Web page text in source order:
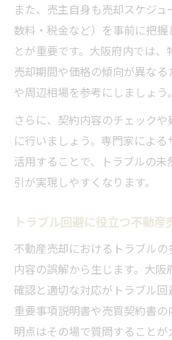
また、売主自身も売却スケジ
数料・税金など）を事前に把
とが重要です。大阪府内では
売却期間や価格の傾向が異な
や周辺相場を参考にしましょう。
さらに、契約内容のチェック
に行いましょう。専門家によ
活用することで、トラブルの
引が実現しやすくなります。
トラブル回避に役立つ不動産
不動産売却におけるトラブル
内容の誤解から生じます。大
確認と適切な対応がトラブル
重要事項説明書や売買契約書
明点はその場で質問することが